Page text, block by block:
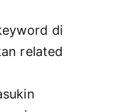
di
related